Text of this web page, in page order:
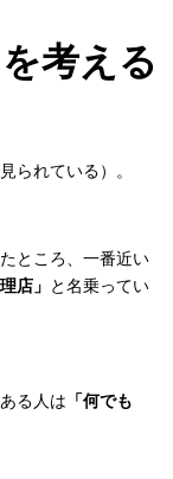
考える
られている）。
ところ、一番近い
店」
と名乗ってい
る人は 「何でも